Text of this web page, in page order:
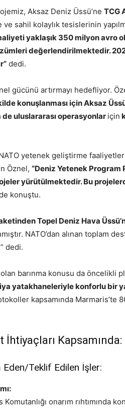
Aksaz Deniz Üssü’ne TCG
sahil kolaylık tesislerinin
yaklaşık 350 milyon avro
değerlendirilmektedir.
dedi.
gücünü artırmayı hedefliyor.
konuşlanması için Aksaz
uluslararası operasyonlar için
yetenek geliştirme
Öznel, “Deniz Yetenek Program
yürütülmektedir. Bu
konuştu.
Topel Deniz Hava
NATO’dan alınan toplam
” dedi.
barınma konusu da öncelikli
yatakhaneleriyle konforlu bir
kapsamında Marmaris’te
Kapsamında:
Eden/Teklif Edilen İşler:
onarım rıhtımında